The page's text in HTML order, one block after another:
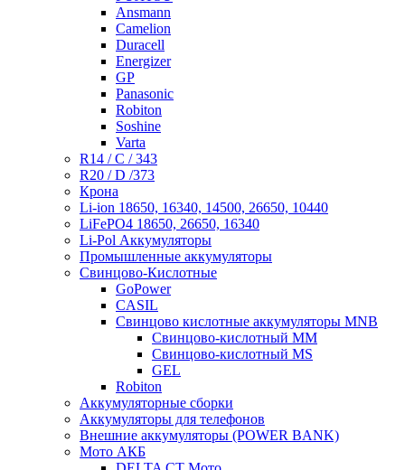
Ansmann
Camelion
Duracell
Energizer
GP
Panasonic
Robiton
Soshine
Varta
R14 / C / 343
R20 / D /373
Крона
Li-ion 18650, 16340, 14500, 26650, 10440
LiFePO4 18650, 26650, 16340
Li-Pol Аккумуляторы
Промышленные аккумуляторы
Свинцово-Кислотные
GoPower
CASIL
Свинцово кислотные аккумуляторы MNB
Cвинцово-кислотный MM
Cвинцово-кислотный MS
GEL
Robiton
Аккумуляторные сборки
Аккумуляторы для телефонов
Внешние аккумуляторы (POWER BANK)
Мото АКБ